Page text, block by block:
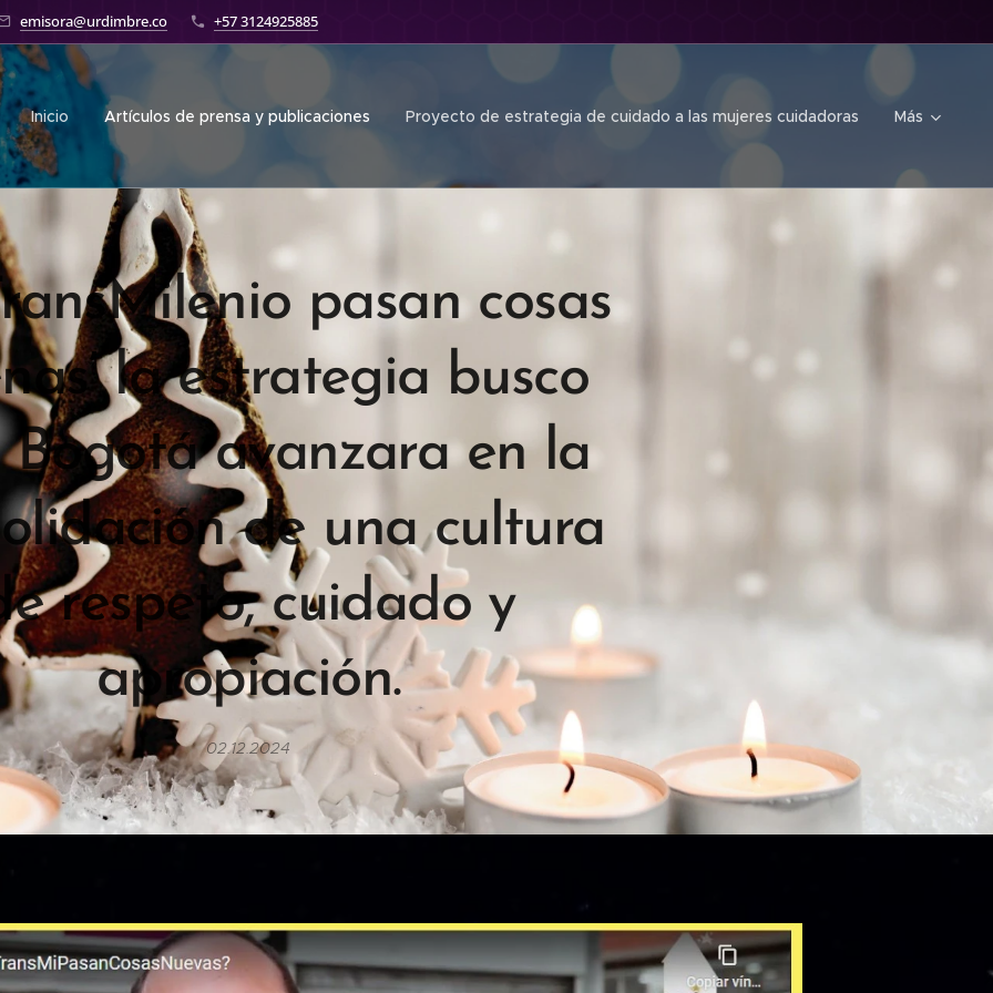
emisora@urdimbre.co +57 3124925885
Inicio Artículos de prensa y publicaciones Proyecto de estrategia de cuidado a las mujeres cuidadoras Más
pasan cosas
la estrategia busco
Bogotá avanzara en la
de una cultura
respeto, cuidado y
apropiación.
02.12.2024